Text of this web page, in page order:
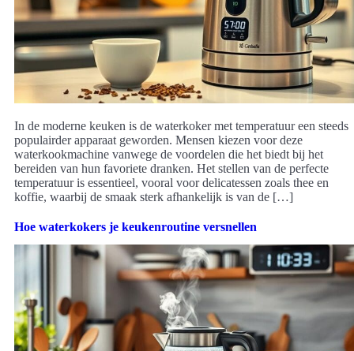
In de moderne keuken is de waterkoker met temperatuur een steeds
populairder apparaat geworden. Mensen kiezen voor deze
waterkookmachine vanwege de voordelen die het biedt bij het
bereiden van hun favoriete dranken. Het stellen van de perfecte
temperatuur is essentieel, vooral voor delicatessen zoals thee en
koffie, waarbij de smaak sterk afhankelijk is van de […]
Hoe waterkokers je keukenroutine versnellen